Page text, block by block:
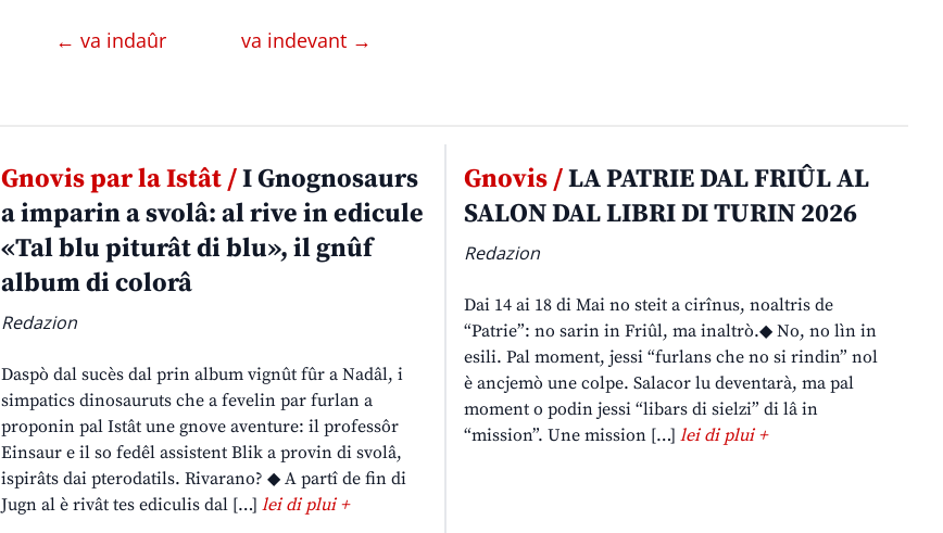
← va indaûr va indevant →
Gnovis par la Istât /I Gnognosaurs
a imparin a svolâ: al rive in edicule
«Tal blu piturât di blu», il gnûf
album di colorâ
Redazion
Daspò dal sucès dal prin album vignût fûr a Nadâl, i
simpatics dinosauruts che a fevelin par furlan a
proponin pal Istât une gnove aventure: il professôr
Einsaur e il so fedêl assistent Blik a provin di svolâ,
ispirâts dai pterodatils. Rivarano? ◆ A partî de fin di
Jugn al è rivât tes ediculis dal […] lei di plui +
Gnovis /LA PATRIE DAL FRIÛL AL
SALON DAL LIBRI DI TURIN 2026
Redazion
Dai 14 ai 18 di Mai no steit a cirînus, noaltris de
“Patrie”: no sarin in Friûl, ma inaltrò.◆ No, no lìn in
esili. Pal moment, jessi “furlans che no si rindin” nol
è ancjemò une colpe. Salacor lu deventarà, ma pal
moment o podin jessi “libars di sielzi” di lâ in
“mission”. Une mission […]lei di plui +